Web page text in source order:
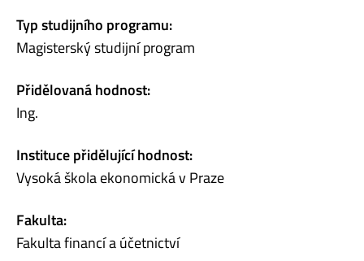
Typ studijního programu:
Magisterský studijní program
Přidělovaná hodnost:
Ing.
Instituce přidělující hodnost:
Vysoká škola ekonomická v Praze
Fakulta:
Fakulta financí a účetnictví